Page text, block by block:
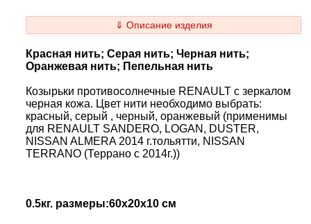
⇓ Описание изделия
Красная нить; Серая нить; Черная нить;
Оранжевая нить; Пепельная нить
Козырьки противосолнечные RENAULT с зеркалом
черная кожа. Цвет нити необходимо выбрать:
красный, серый , черный, оранжевый (применимы
для RENAULT SANDERO, LOGAN, DUSTER,
NISSAN ALMERA 2014 г.тольятти, NISSAN
TERRANO (Террано с 2014г.))
0.5кг. размеры:60x20x10 см